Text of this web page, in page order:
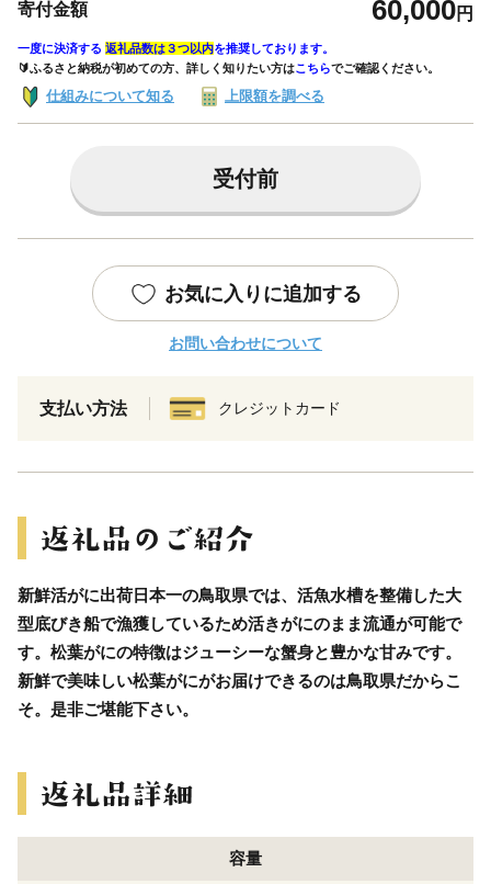
寄付金額 60,000円
一度に決済する 返礼品数は３つ以内を推奨しております。
🔰ふるさと納税が初めての方、詳しく知りたい方はこちらでご確認ください。
仕組みについて知る 上限額を調べる
受付前
お気に入りに追加する
お問い合わせについて
支払い方法 クレジットカード
新鮮活がに出荷日本一の鳥取県では、活魚水槽を整備した大
型底びき船で漁獲しているため活きがにのまま流通が可能で
す。松葉がにの特徴はジューシーな蟹身と豊かな甘みです。
新鮮で美味しい松葉がにがお届けできるのは鳥取県だからこ
そ。是非ご堪能下さい。
容量